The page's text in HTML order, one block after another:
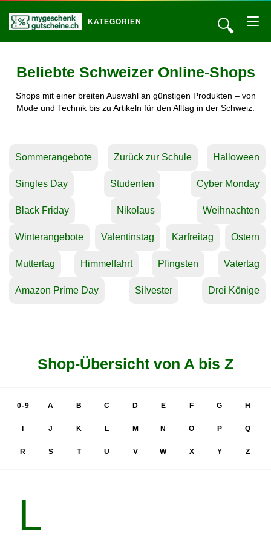
🔍
KATEGORIEN
Beliebte Schweizer Online-Shops
Shops mit einer breiten Auswahl an günstigen Produkten – von
Mode und Technik bis zu Artikeln für den Alltag in der Schweiz.
Sommerangebote Zurück zur Schule Halloween
Singles Day Studenten Cyber Monday
Black Friday Nikolaus Weihnachten
Winterangebote Valentinstag Karfreitag Ostern
Muttertag Himmelfahrt Pfingsten Vatertag
Amazon Prime Day Silvester Drei Könige
Shop-Übersicht von A bis Z
0-9 A B C D E F G H
J K L M N O P Q
R S T U V W X Y Z
L